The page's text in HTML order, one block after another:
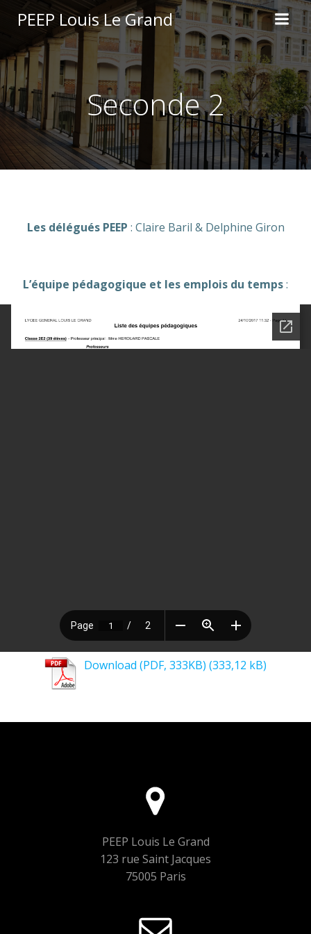
Aller
au
contenu
PEEP Louis Le Grand
Seconde 2
Les délégués PEEP : Claire Baril & Delphine Giron
L’équipe pédagogique et les emplois du temps:
Download (PDF, 333KB)
PEEP Louis Le Grand
123 rue Saint Jacques
75005 Paris